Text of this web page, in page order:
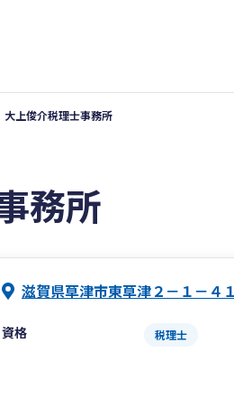
大上俊介税理士事務所
務所
滋賀県草津市東草津２－１－４
資格 税理士